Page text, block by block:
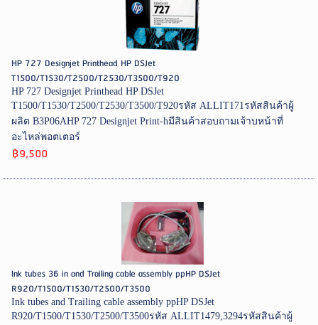
HP 727 Designjet Printhead HP DSJet
T1500/T1530/T2500/T2530/T3500/T920
HP 727 Designjet Printhead HP DSJet
T1500/T1530/T2500/T2530/T3500/T920รหัส ALLIT171รหัสสินค้าผู้
ผลิต B3P06AHP 727 Designjet Print-hมีสินค้าสอบถามเจ้าบหน้าที่
อะไหล่พอตเตอร์
฿9,500
Ink tubes 36 in and Trailing cable assembly ppHP DSJet
R920/T1500/T1530/T2500/T3500
Ink tubes and Trailing cable assembly ppHP DSJet
R920/T1500/T1530/T2500/T3500รหัส ALLIT1479,3294รหัสสินค้าผู้